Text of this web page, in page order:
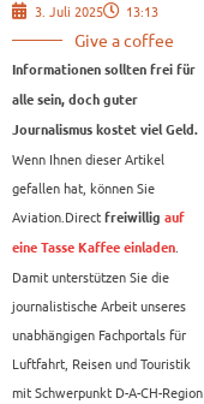
3. Juli 2025 13:13
Give a coffee
Informationen sollten frei für
alle sein, doch guter
Journalismus kostet viel Geld.
Wenn Ihnen dieser Artikel
gefallen hat, können Sie
Aviation.Direct freiwillig auf
eine Tasse Kaffee einladen.
Damit unterstützen Sie die
journalistische Arbeit unseres
unabhängigen Fachportals für
Luftfahrt, Reisen und Touristik
mit Schwerpunkt D-A-CH-Region